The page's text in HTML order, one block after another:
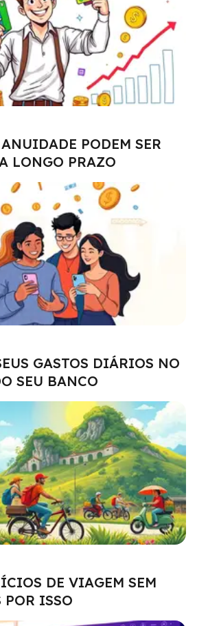
PODEM SER
LONGO PRAZO
GASTOS DIÁRIOS NO
SEU BANCO
DE VIAGEM SEM
POR ISSO